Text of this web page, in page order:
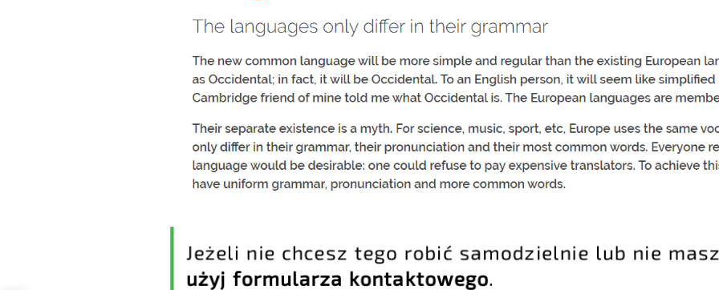
Jeżeli nie chcesz tego robić samodzielnie lub nie
użyj formularza kontaktowego